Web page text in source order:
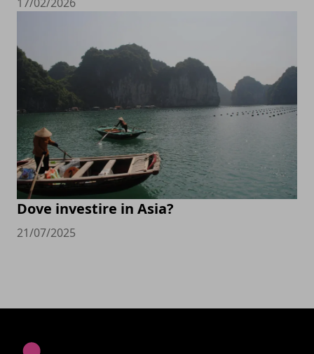
Dove investire in Asia?
21/07/2025